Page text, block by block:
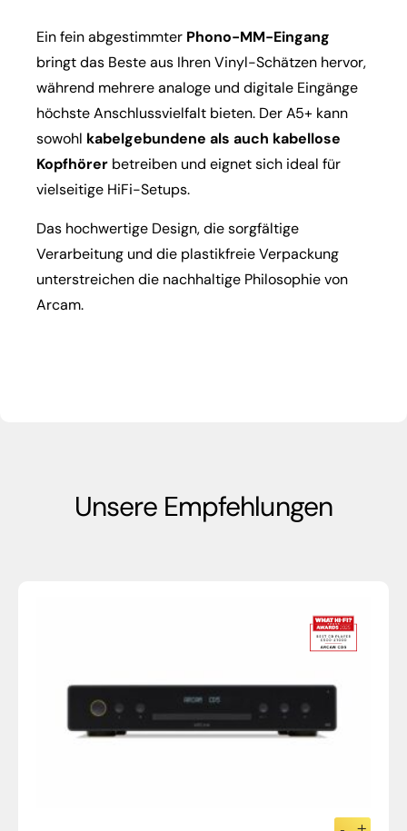
Ein fein abgestimmter Phono-MM-Eingang
bringt das Beste aus Ihren Vinyl-Schätzen hervor,
während mehrere analoge und digitale Eingänge
höchste Anschlussvielfalt bieten. Der A5+ kann
sowohl kabelgebundene als auch kabellose
Kopfhörer betreiben und eignet sich ideal für
vielseitige HiFi-Setups.
Das hochwertige Design, die sorgfältige
Verarbeitung und die plastikfreie Verpackung
unterstreichen die nachhaltige Philosophie von
Arcam.
Unsere Empfehlungen